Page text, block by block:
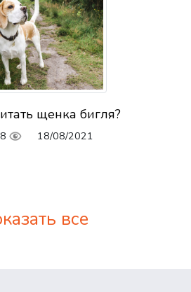
щенка бигля?
18/08/2021
все